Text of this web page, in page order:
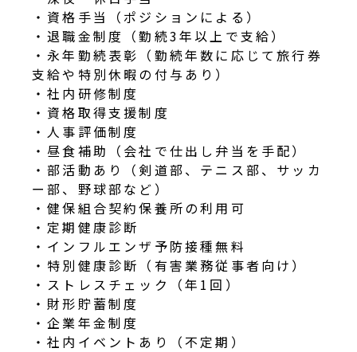
・資格手当（ポジションによる）
・退職金制度（勤続3年以上で支給）
・永年勤続表彰（勤続年数に応じて旅行券
支給や特別休暇の付与あり）
・社内研修制度
・資格取得支援制度
・人事評価制度
・昼食補助（会社で仕出し弁当を手配）
・部活動あり（剣道部、テニス部、サッカ
ー部、野球部など）
・健保組合契約保養所の利用可
・定期健康診断
・インフルエンザ予防接種無料
・特別健康診断（有害業務従事者向け）
・ストレスチェック（年1回）
・財形貯蓄制度
・企業年金制度
・社内イベントあり（不定期）